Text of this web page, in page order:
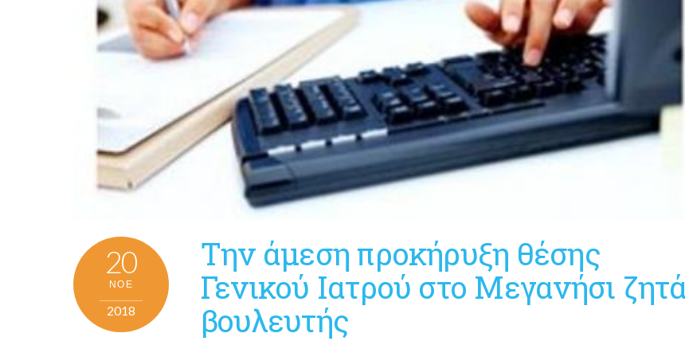
20
ΝΟΈ
2018
Την άμεση προκήρυξη θέσης
Γενικού Ιατρού στο Μεγανήσι
βουλευτής